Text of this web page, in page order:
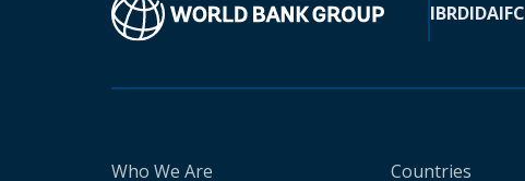
IBRDIDAIFC
Who We Are Countries